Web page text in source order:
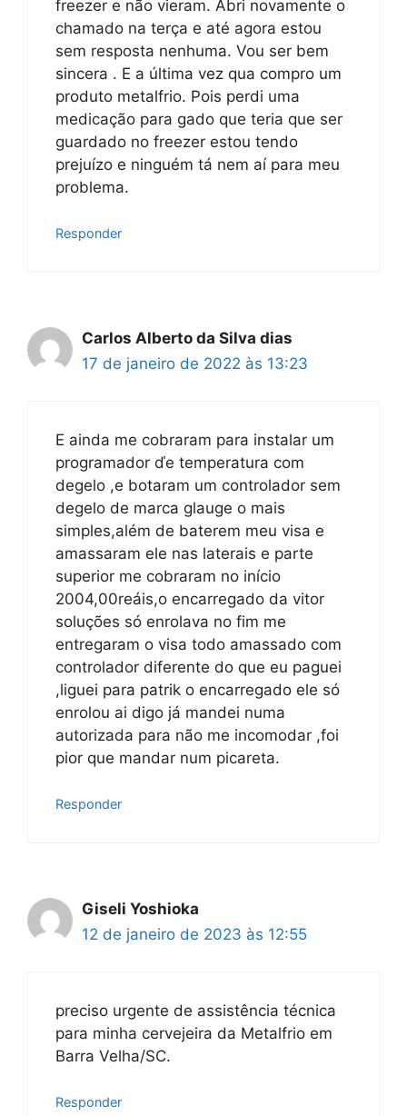
freezer e não vieram. Abri novamente o
chamado na terça e até agora estou
sem resposta nenhuma. Vou ser bem
sincera . E a última vez qua compro um
produto metalfrio. Pois perdi uma
medicação para gado que teria que ser
guardado no freezer estou tendo
prejuízo e ninguém tá nem aí para meu
problema.
Responder
Carlos Alberto da Silva dias
17 de janeiro de 2022 às 13:23
E ainda me cobraram para instalar um
programador ďe temperatura com
degelo ,e botaram um controlador sem
degelo de marca glauge o mais
simples,além de baterem meu visa e
amassaram ele nas laterais e parte
superior me cobraram no início
2004,00reáis,o encarregado da vitor
soluções só enrolava no fim me
entregaram o visa todo amassado com
controlador diferente do que eu paguei
,liguei para patrik o encarregado ele só
enrolou ai digo já mandei numa
autorizada para não me incomodar ,foi
pior que mandar num picareta.
Responder
Giseli Yoshioka
12 de janeiro de 2023 às 12:55
preciso urgente de assistência técnica
para minha cervejeira da Metalfrio em
Barra Velha/SC.
Responder